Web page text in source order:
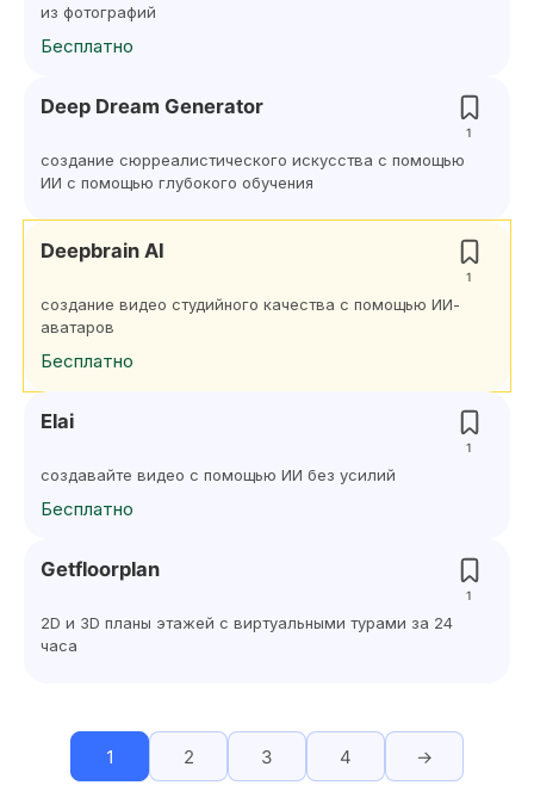
из фотографий
Бесплатно
Deep Dream Generator
1
создание сюрреалистического искусства с помощью
ИИ с помощью глубокого обучения
Deepbrain AI
1
создание видео студийного качества с помощью ИИ-
аватаров
Бесплатно
Elai
1
создавайте видео с помощью ИИ без усилий
Бесплатно
Getfloorplan
1
2D и 3D планы этажей с виртуальными турами за 24
часа
1 2 3 4 →